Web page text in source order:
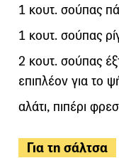
1 κουτ. σούπας
1 κουτ. σούπας
2 κουτ. σούπας
επιπλέον για το
αλάτι, πιπέρι
Για τη σάλτσα